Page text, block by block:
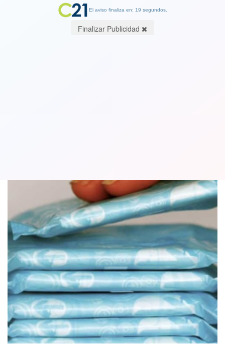
El aviso finaliza en: 19 segundos.
Finalizar Publicidad